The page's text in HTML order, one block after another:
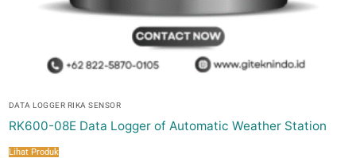
DATA LOGGER RIKA SENSOR
RK600-08E Data Logger of Automatic Weather Station
Lihat Produk